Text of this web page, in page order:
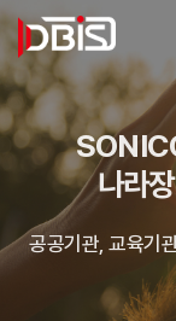
나라
공공기관, 교육기